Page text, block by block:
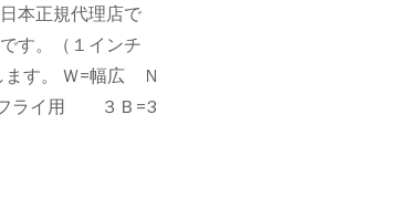
本正規代理店で
す。（１インチ
ます。 Ｗ=幅広 Ｎ
ライ用 ３Ｂ=3